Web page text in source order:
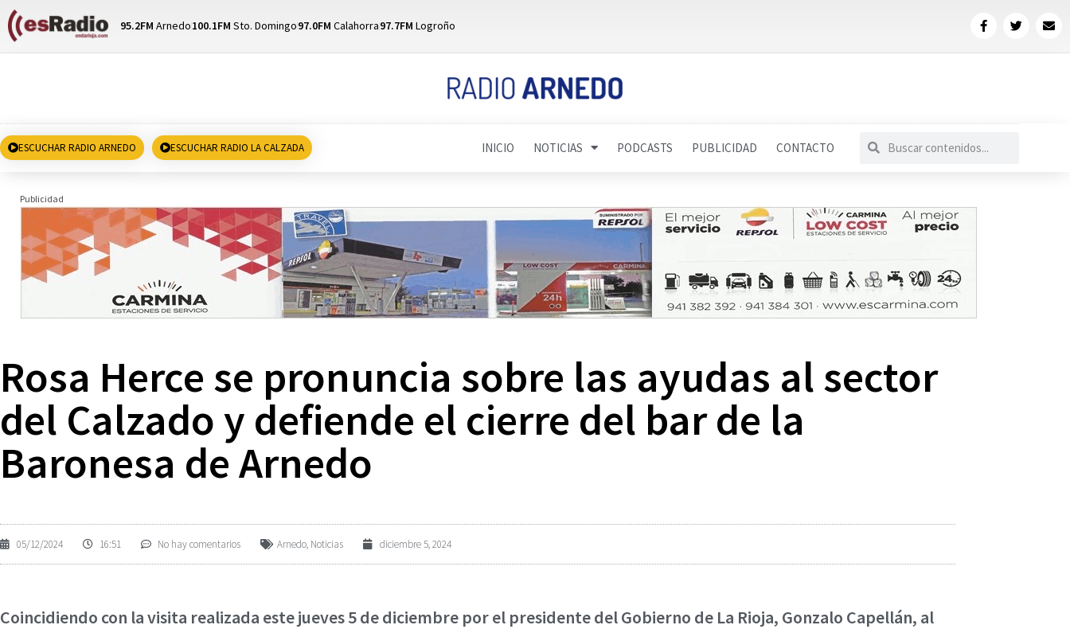
95.2FM Arnedo100.1FM Sto. Domingo97.0FM Calahorra97.7FM Logroño
ESCUCHAR RADIO ARNEDO ESCUCHAR RADIO LA CALZADA INICIO NOTICIAS PODCASTS PUBLICIDAD CONTACTO
Publicidad
Rosa Herce se pronuncia sobre las ayudas al sector
del Calzado y defiende el cierre del bar de la
Baronesa de Arnedo
05/12/2024 16:51 No hay comentarios Arnedo, Noticias diciembre 5, 2024
Coincidiendo con la visita realizada este jueves 5 de diciembre por el presidente del Gobierno de La Rioja, Gonzalo Capellán, al